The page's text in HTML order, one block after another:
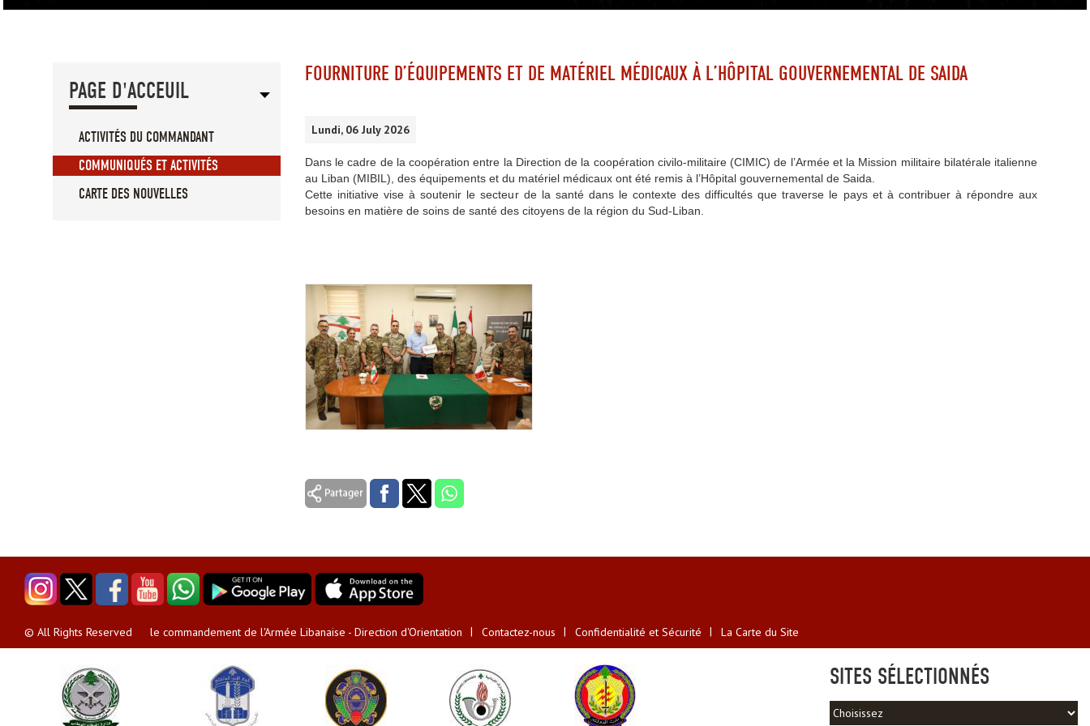
PAGE D'ACCEUIL
ACTIVITÉS DU COMMANDANT
COMMUNIQUÉS ET ACTIVITÉS
CARTE DES NOUVELLES
FOURNITURE D’ÉQUIPEMENTS ET DE MATÉRIEL MÉDICAUX À L’HÔPITAL GOUVERNEMENTAL DE SAIDA
Lundi, 06 July 2026
Dans le cadre de la coopération entre la Direction de la coopération civilo-militaire (CIMIC) de l’Armée et la Mission militaire bilatérale italienne
au Liban (MIBIL), des équipements et du matériel médicaux ont été remis à l’Hôpital gouvernemental de Saida.
Cette initiative vise à soutenir le secteur de la santé dans le contexte des difficultés que traverse le pays et à contribuer à répondre aux
besoins en matière de soins de santé des citoyens de la région du Sud-Liban.
© All Rights Reserved le commandement de l'Armée Libanaise - Direction d'Orientation Contactez-nous Confidentialité et Sécurité La Carte du Site
SITES SÉLECTIONNÉS